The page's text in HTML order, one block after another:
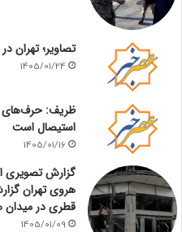
تصاویر؛ تهران
1405/01/24
ظریف: حرف‌های
استیصال است
1405/01/16
گزارش تصویری
هروی تهران
قطری در میدان
1405/01/09